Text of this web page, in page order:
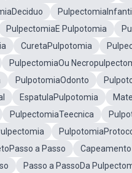
PulpectomiaInfantil
PulpectomiaE Pulpotomia
CuretaPulpotomia
PulpectomiaOu
PulpotomiaOdonto
EspatulaPulpotomia
PulpectomiaTeecnica
a Passo
Passo a PassoDa